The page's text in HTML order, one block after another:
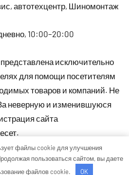
автотехцентр, Шиномонтаж
10:00–20:00
исключительно
для помощи посетителям
товаров и компаний. Не
неверную и изменившуюся
сайта
ThemeZee.
файлы cookie для улучшения
пользоваться сайтом, вы даете
файлов cookie.
OK